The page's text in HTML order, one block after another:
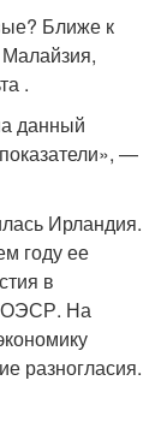
Ближе к
.
данный
—
Ирландия.
году ее
в
ОЭСР. На
разногласия.